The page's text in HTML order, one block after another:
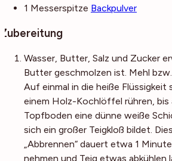
1 Messerspitze Backpulver
Zubereitung
Wasser, Butter, Salz und Zucker
Butter geschmolzen ist. Mehl bzw.
Auf einmal in die heiße
einem Holz-Kochlöffel rühren, bis
Topfboden eine dünne weiße
sich ein großer Teigkloß bildet.
„Abbrennen“ dauert etwa 1
nehmen und Teig etwas abkühlen